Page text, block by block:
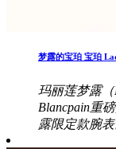
梦露的宝珀 宝珀
玛丽莲梦露
Blancpain重
露限定款腕